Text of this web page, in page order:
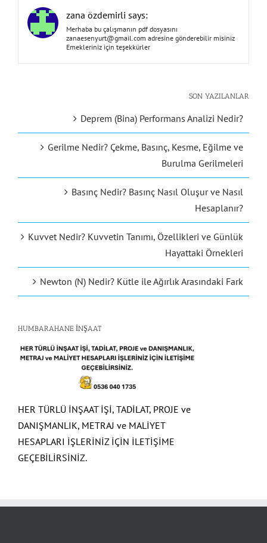
zana özdemirli says:
Merhaba bu çalışmanın pdf dosyasını
zanaesenyurt@gmail.com adresine gönderebilir misiniz
Emekleriniz için teşekkürler
SON YAZILANLAR
Deprem (Bina) Performans Analizi Nedir?
Gerilme Nedir? Çekme, Basınç, Kesme, Eğilme ve
Burulma Gerilmeleri
Basınç Nedir? Basınç Nasıl Oluşur ve Nasıl
Hesaplanır?
Kuvvet Nedir? Kuvvetin Tanımı, Özellikleri ve Günlük
Hayattaki Örnekleri
Newton (N) Nedir? Kütle ile Ağırlık Arasındaki Fark
HUMBARAHANE İNŞAAT
HER TÜRLÜ İNŞAAT İŞİ, TADİLAT, PROJE ve
DANIŞMANLIK, METRAJ ve MALİYET
HESAPLARI İŞLERİNİZ İÇİN İLETİŞİME
GEÇEBİLİRSİNİZ.